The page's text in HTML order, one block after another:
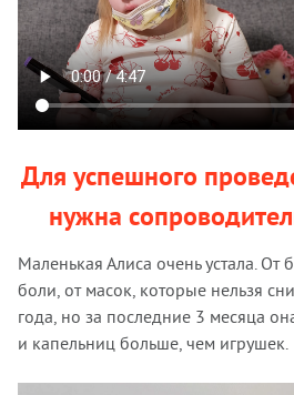
Для успешного
нужна
Маленькая Алиса очень устала. От
боли, от масок, которые нельзя
года, но за последние 3 месяца
и капельниц больше, чем игрушек.